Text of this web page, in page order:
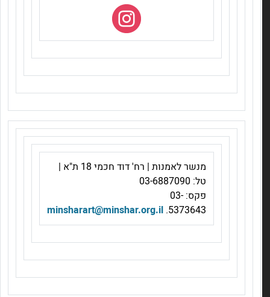
מנשר לאמנות | רח' דוד חכמי 18 ת"א |
טל: 03-6887090
פקס: 03-
5373643.
minsharart@minshar.org.il
חדשות מחלקת אמנות | דצמבר
קרא עוד >
תערוכת הבוגרים של מנשר נפתחת ביום ראשון
קרא עוד >
ביקורות סוף שנה במחלקה לאמנות